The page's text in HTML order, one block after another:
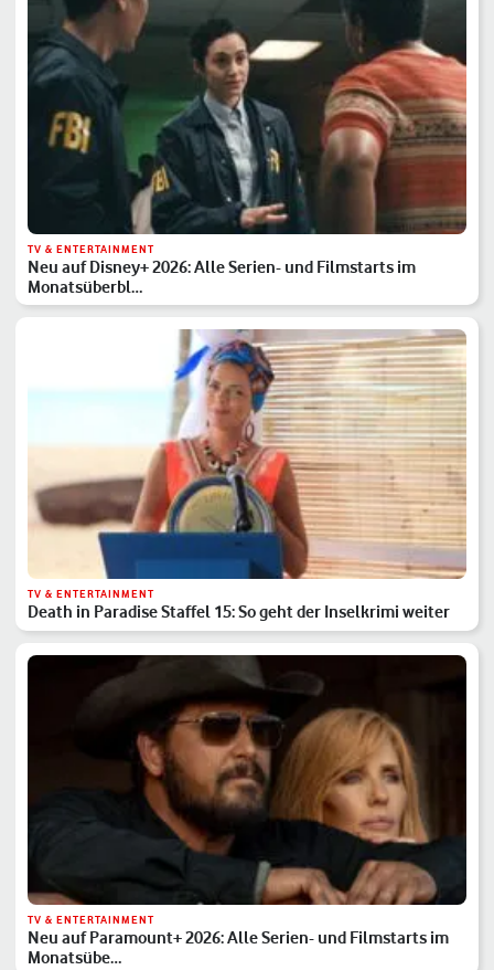
TV & ENTERTAINMENT
Neu auf Disney+ 2026: Alle Serien- und Filmstarts im
Monatsüberbl…
TV & ENTERTAINMENT
Death in Paradise Staffel 15: So geht der Inselkrimi weiter
TV & ENTERTAINMENT
Neu auf Paramount+ 2026: Alle Serien- und Filmstarts im
Monatsübe…